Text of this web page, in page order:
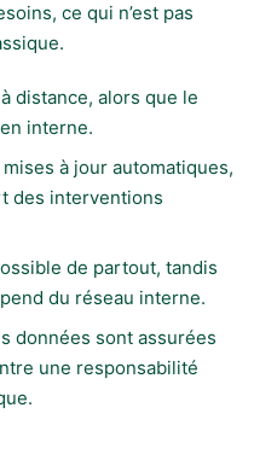
ce qui n’est pas
distance, alors que le
interne.
à jour automatiques,
des interventions
de partout, tandis
du réseau interne.
données sont assurées
une responsabilité